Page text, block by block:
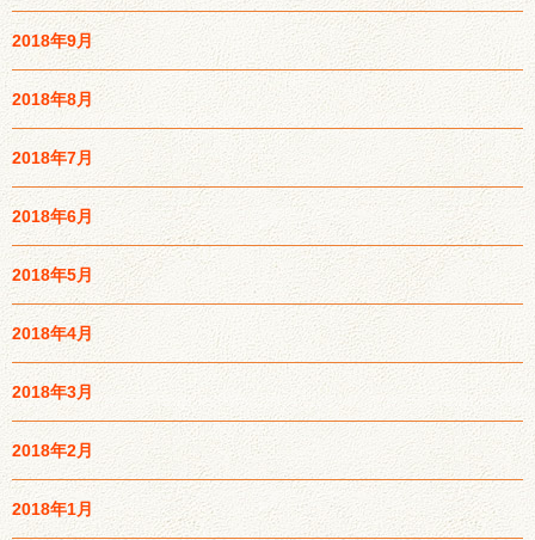
2018年9月
2018年8月
2018年7月
2018年6月
2018年5月
2018年4月
2018年3月
2018年2月
2018年1月